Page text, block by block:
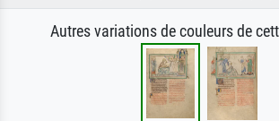
Autres variations de couleurs de